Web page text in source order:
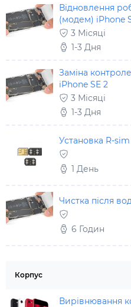
Відновлення
(модем) iPhone
3 Місяці
1-3 Дня
Заміна
iPhone SE 2
3 Місяці
1-3 Дня
Установка R-
1 День
Чистка після
6 Годин
Корпус
Вирівнювання